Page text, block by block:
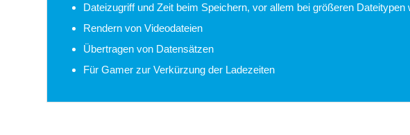
Dateizugriff und Zeit beim Speichern, vor allem bei größeren Dateitypen
Rendern von Videodateien
Übertragen von Datensätzen
Für Gamer zur Verkürzung der Ladezeiten